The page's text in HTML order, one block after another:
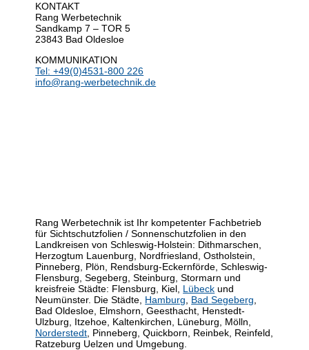
KONTAKT
Rang Werbetechnik
Sandkamp 7 – TOR 5
23843 Bad Oldesloe
KOMMUNIKATION
Tel: +49(0)4531-800 226
info@rang-werbetechnik.de
Rang Werbetechnik ist Ihr kompetenter Fachbetrieb
für Sichtschutzfolien / Sonnenschutzfolien in den
Landkreisen von Schleswig-Holstein: Dithmarschen,
Herzogtum Lauenburg, Nordfriesland, Ostholstein,
Pinneberg, Plön, Rendsburg-Eckernförde, Schleswig-
Flensburg, Segeberg, Steinburg, Stormarn und
kreisfreie Städte: Flensburg, Kiel, Lübeck und
Neumünster. Die Städte, Hamburg, Bad Segeberg,
Bad Oldesloe, Elmshorn, Geesthacht, Henstedt-
Ulzburg, Itzehoe, Kaltenkirchen, Lüneburg, Mölln,
Norderstedt, Pinneberg, Quickborn, Reinbek, Reinfeld,
Ratzeburg Uelzen und Umgebung.